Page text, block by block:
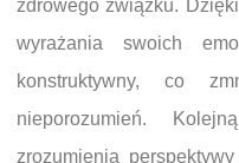
zdrowego związku.
wyrażania swoich
konstruktywny, co
nieporozumień.
zrozumienia